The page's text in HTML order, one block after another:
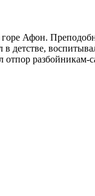
Афон.
детстве,
разбойникам-